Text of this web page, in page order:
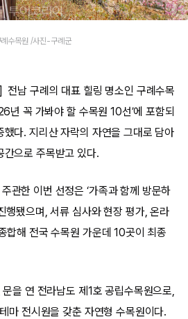
례수목원 /사진-구례군
남 구례의 대표 힐링 명소인 구례수목
년 꼭 가봐야 할 수목원 10선’에 포함되
했다. 지리산 자락의 자연을 그대로 담아
간으로 주목받고 있다.
관한 이번 선정은 ‘가족과 함께 방문하
행됐으며, 서류 심사와 현장 평가, 온라
합해 전국 수목원 가운데 10곳이 최종
을 연 전라남도 제1호 공립수목원으로,
마 전시원을 갖춘 자연형 수목원이다.